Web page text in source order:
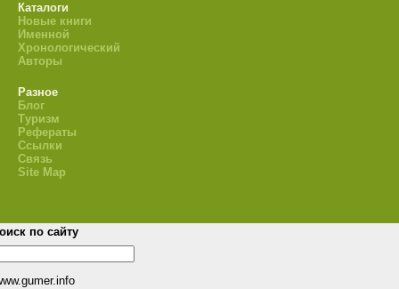
Каталоги
Новые книги
Именной
Хронологический
Авторы
Разное
Блог
Туризм
Рефераты
Ссылки
Связь
Site Map
по сайту